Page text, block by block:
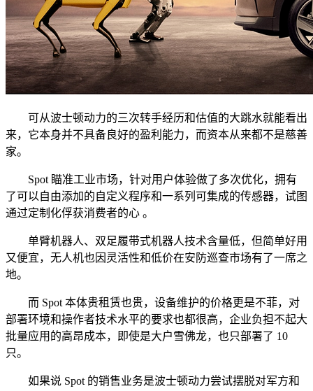
可从波士顿动力的三次转手经历和估值的大跳水就能看出
来，它本身并不具备良好的盈利能力，而资本从来都不是慈善
家。
Spot 瞄准工业市场，针对用户体验做了多次优化，拥有
了可以自由添加的自定义程序和一系列可集成的传感器，试图
通过定制化俘获消费者的心 。
单臂机器人、双足履带式机器人技术含量低，但简单好用
又便宜，无人机也因灵活性和低价在安防巡查市场有了一席之
地。
而 Spot 本体贵租赁也贵，设备维护的价格更是不菲，对
部署环境和操作者技术水平的要求也都很高，企业负担不起大
批量应用的高昂成本，即使是大户雪佛龙，也只部署了 10
只。
如果说 Spot 的销售业务是波士顿动力尝试摆脱对军方和